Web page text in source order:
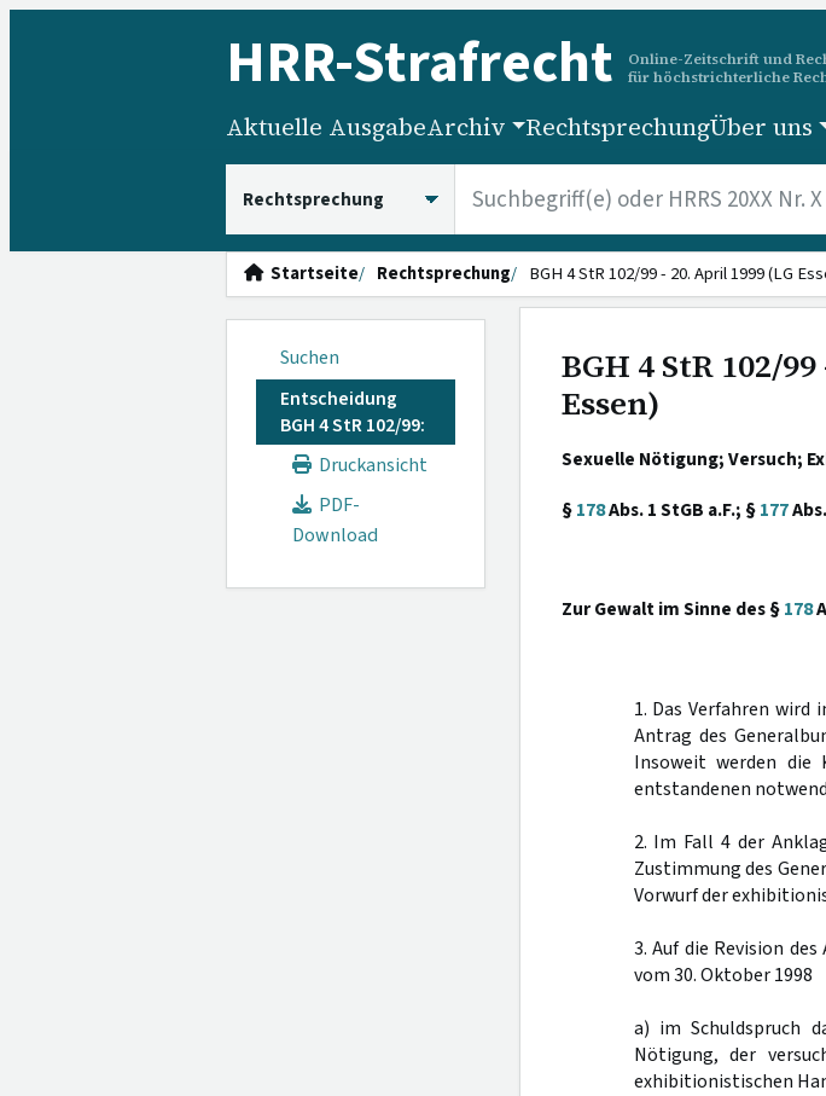
HRR-Strafrecht
Online-Zeitschrift und
für höchstrichterliche
Aktuelle AusgabeArchiv RechtsprechungÜber uns
Startseite Rechtsprechung BGH 4 StR 102/99 - 20. April 1999 (LG
Suchen
Entscheidung
BGH 4 StR 102/99:
Druckansicht
PDF-
Download
BGH 4 StR 102/
Essen)
Sexuelle Nötigung; Versuch;
§178Abs. 1 StGB a.F.; §177
Zur Gewalt im Sinne des §178
1. Das Verfahren wird
Antrag des
Insoweit werden die
entstandenen
2. Im Fall 4 der
Zustimmung des
Vorwurf der
3. Auf die Revision
vom 30. Oktober 1998
a) im Schuldspruch
Nötigung, der
exhibitionistischen